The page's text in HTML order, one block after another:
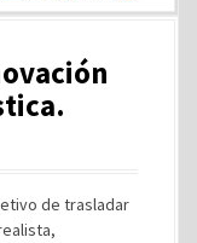
de trasladar